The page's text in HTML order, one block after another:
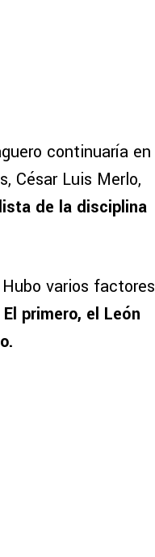
continuaría en
César Luis Merlo,
de la disciplina
varios factores
El primero, el León